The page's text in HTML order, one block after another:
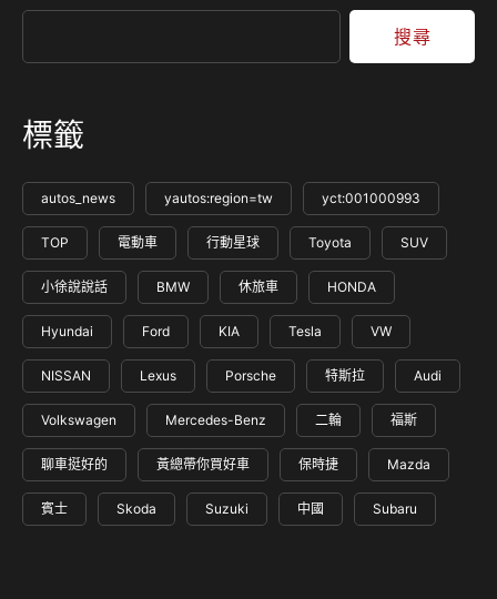
搜尋
標籤
autos_news yautos:region=tw yct:001000993
TOP 電動車 行動星球 Toyota SUV
小徐說說話 BMW 休旅車 HONDA
Hyundai Ford KIA Tesla VW
NISSAN Lexus Porsche 特斯拉 Audi
Volkswagen Mercedes-Benz 二輪 福斯
聊車挺好的 黃總帶你買好車 保時捷 Mazda
賓士 Skoda Suzuki 中國 Subaru